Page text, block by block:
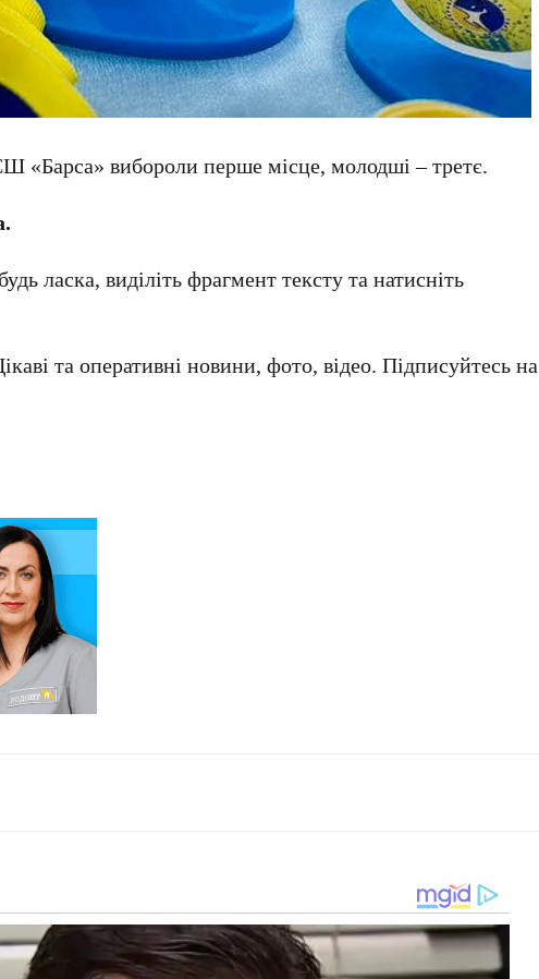
«Барса» вибороли перше місце, молодші – третє.
ласка, виділіть фрагмент тексту та натисніть
та оперативні новини, фото, відео. Підписуйтесь на